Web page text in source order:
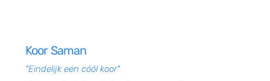
Koor Saman
"Eindelijk een cóól koor"